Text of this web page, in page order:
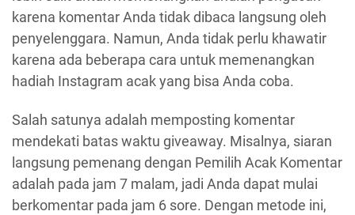
karena komentar Anda tidak dibaca langsung oleh
penyelenggara. Namun, Anda tidak perlu khawatir
karena ada beberapa cara untuk memenangkan
hadiah Instagram acak yang bisa Anda coba.
Salah satunya adalah memposting komentar
mendekati batas waktu giveaway. Misalnya, siaran
langsung pemenang dengan Pemilih Acak Komentar
adalah pada jam 7 malam, jadi Anda dapat mulai
berkomentar pada jam 6 sore. Dengan metode ini,